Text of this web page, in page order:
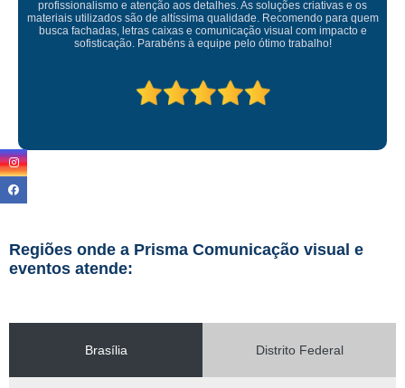
quem
Empresa maravilhosa, entregue antes do prazo e a
ficou perfeita, indico de olhos fechados
Regiões onde a Prisma Comunicação visual e
eventos atende:
Brasília Distrito Federal